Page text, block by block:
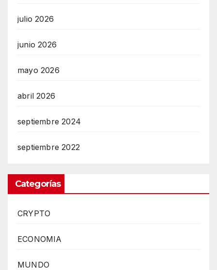
julio 2026
junio 2026
mayo 2026
abril 2026
septiembre 2024
septiembre 2022
Categorías
CRYPTO
ECONOMIA
MUNDO